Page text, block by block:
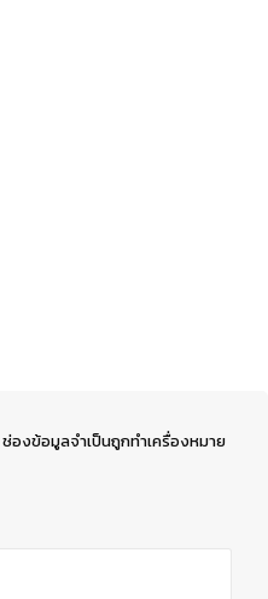
ช่องข้อมูลจำเป็นถูกทำเครื่องหมาย